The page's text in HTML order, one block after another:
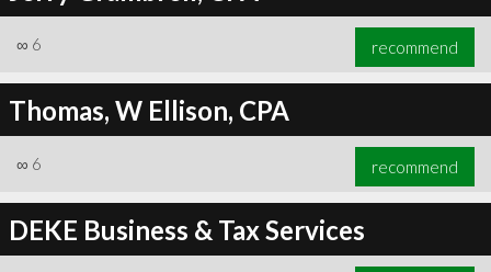
∞ 6 recommend
Thomas, W Ellison, CPA
∞ 6 recommend
DEKE Business & Tax Services